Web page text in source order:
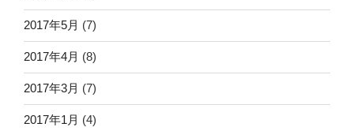
2017年5月 (7)
2017年4月 (8)
2017年3月 (7)
2017年1月 (4)